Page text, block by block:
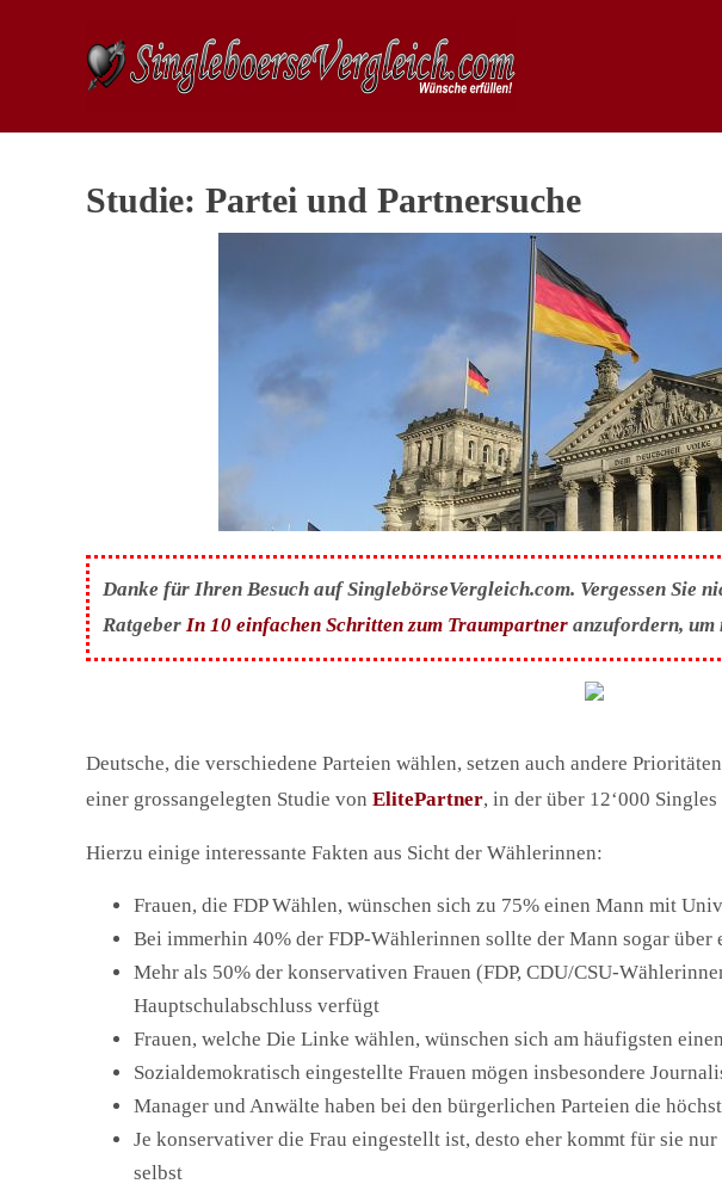
Studie: Partei und Partnersuche
Danke für Ihren Besuch auf SinglebörseVergleich.com. Vergessen Sie
RatgeberIn 10 einfachen Schritten zum Traumpartner anzufordern, um
Deutsche, die verschiedene Parteien wählen, setzen auch andere
einer grossangelegten Studie von ElitePartner, in der über 12‘000
Hierzu einige interessante Fakten aus Sicht der Wählerinnen:
Frauen, die FDP Wählen, wünschen sich zu 75% einen Mann mit
Bei immerhin 40% der FDP-Wählerinnen sollte der Mann sogar
Mehr als 50% der konservativen Frauen (FDP, CDU/CSU-
Hauptschulabschluss verfügt
Frauen, welche Die Linke wählen, wünschen sich am häufigsten
Sozialdemokratisch eingestellte Frauen mögen insbesondere
Manager und Anwälte haben bei den bürgerlichen Parteien die
Je konservativer die Frau eingestellt ist, desto eher kommt für sie
selbst